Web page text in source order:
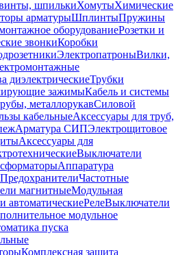
шпилькиХомутыХимические
арматурыШплинтыПружины
оборудованиеРозетки и
звонкиКоробки
ЭлектропатроныВилки,
диэлектрическиеТрубки
зажимыКабель и системы
металлорукавСиловой
кабельныеАксессуары для труб,
Арматура СИПЭлектрощитовое
Аксессуары для
Выключатели
Аппаратура
ПредохранителиЧастотные
магнитныеМодульная
автоматическиеРелеВыключатели
модульное
пуска
Комплексная защита